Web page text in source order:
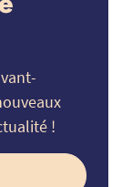
!